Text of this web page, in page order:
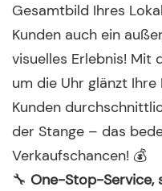
Gesamtbild Ihres
Kunden auch ein
visuelles Erlebnis! Mit
um die Uhr glänzt
Kunden
der Stange – das
Verkaufschancen! 💰
🔧 One-Stop-Service,